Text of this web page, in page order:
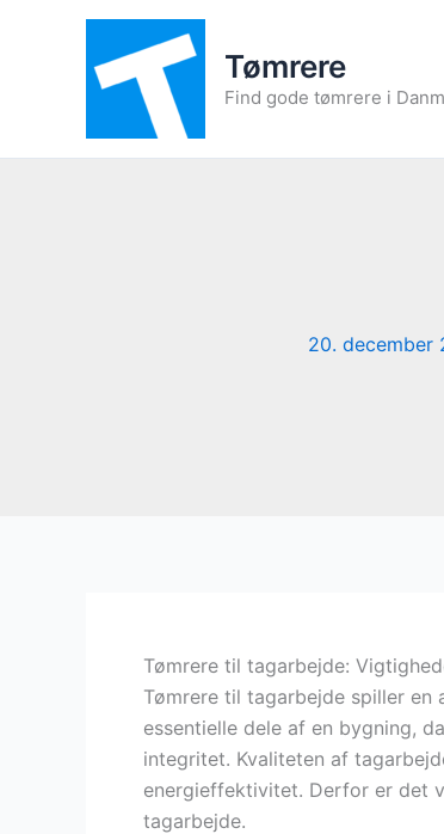
Tømrere
Find gode tømrere i
20. december
Tømrere til tagarbejde:
Tømrere til tagarbejde spiller
essentielle dele af en bygning,
integritet. Kvaliteten af
energieffektivitet. Derfor er det
tagarbejde.